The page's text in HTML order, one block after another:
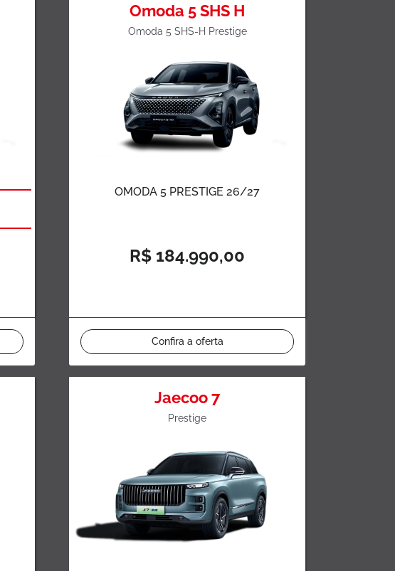
Omoda 5 SHS H
Omoda 5 SHS-H Prestige
OMODA 5 PRESTIGE 26/27
R$ 184.990,00
Confira a oferta
Jaecoo 7
Prestige